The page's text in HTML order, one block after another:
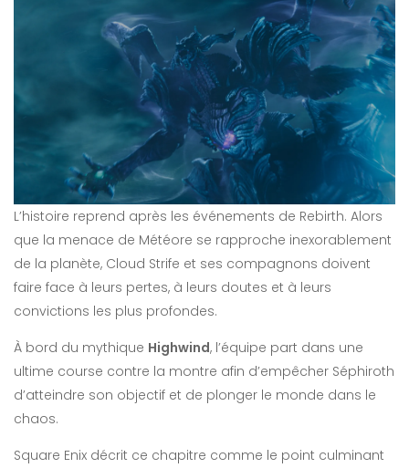
L’histoire reprend après les événements de Rebirth. Alors
que la menace de Météore se rapproche inexorablement
de la planète, Cloud Strife et ses compagnons doivent
faire face à leurs pertes, à leurs doutes et à leurs
convictions les plus profondes.
À bord du mythique Highwind, l’équipe part dans une
ultime course contre la montre afin d’empêcher Séphiroth
d’atteindre son objectif et de plonger le monde dans le
chaos.
Square Enix décrit ce chapitre comme le point culminant